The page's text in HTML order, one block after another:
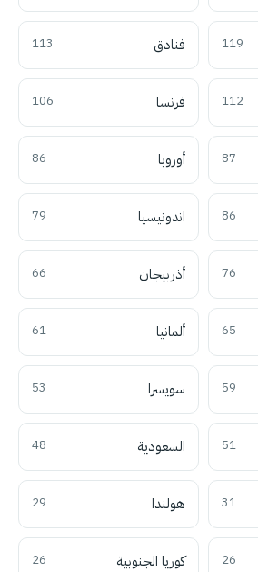
119 فنادق 113
112 فرنسا 106
87 أوروبا 86
86 اندونيسيا 79
76 أذربيجان 66
65 ألمانيا 61
59 سويسرا 53
51 السعودية 48
31 هولندا 29
26 كوريا الجنوبية 26